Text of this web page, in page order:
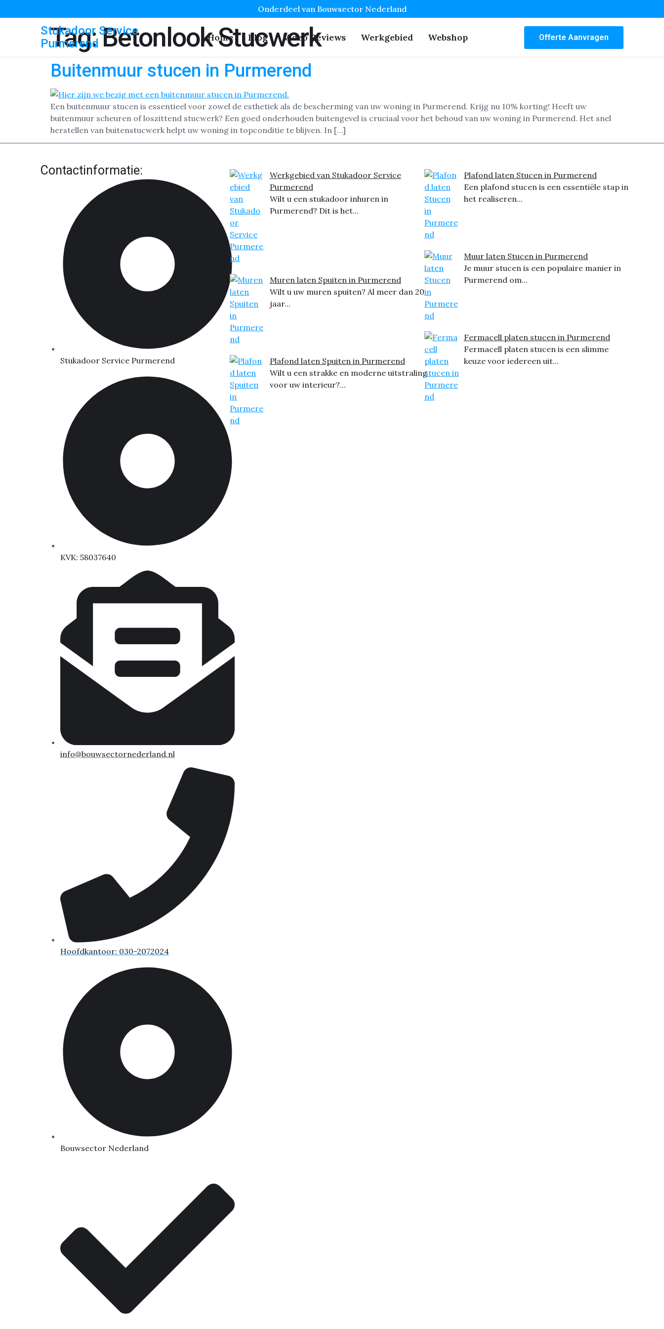
Onderdeel van Bouwsector Nederland
Stukadoor Service
Purmerend
Home Blog Video Reviews Werkgebied Webshop Offerte Aanvragen
Tag:Betonlook Stucwerk
Buitenmuur stucen in Purmerend
Een buitenmuur stucen is essentieel voor zowel de esthetiek als de bescherming van uw woning in Purmerend. Krijg nu 10% korting! Heeft uw
buitenmuur scheuren of loszittend stucwerk? Een goed onderhouden buitengevel is cruciaal voor het behoud van uw woning in Purmerend. Het snel
herstellen van buitenstucwerk helpt uw woning in topconditie te blijven. In […]
Contactinformatie:
Stukadoor Service Purmerend
KVK: 58037640
info@bouwsectornederland.nl
Hoofdkantoor: 030-2072024
Bouwsector Nederland
Werkgebied van Stukadoor Service
Purmerend
Wilt u een stukadoor inhuren in
Purmerend? Dit is het...
Muren laten Spuiten in Purmerend
Wilt u uw muren spuiten? Al meer dan 20
jaar...
Plafond laten Spuiten in Purmerend
Wilt u een strakke en moderne uitstraling
voor uw interieur?...
Plafond laten Stucen in Purmerend
Een plafond stucen is een essentiële stap in
het realiseren...
Muur laten Stucen in Purmerend
Je muur stucen is een populaire manier in
Purmerend om...
Fermacell platen stucen in Purmerend
Fermacell platen stucen is een slimme
keuze voor iedereen uit...